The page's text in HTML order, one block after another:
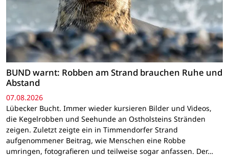
BUND warnt: Robben am Strand brauchen Ruhe und
Abstand
07.08.2026
Lübecker Bucht. Immer wieder kursieren Bilder und Videos,
die Kegelrobben und Seehunde an Ostholsteins Stränden
zeigen. Zuletzt zeigte ein in Timmendorfer Strand
aufgenommener Beitrag, wie Menschen eine Robbe
umringen, fotografieren und teilweise sogar anfassen. Der…